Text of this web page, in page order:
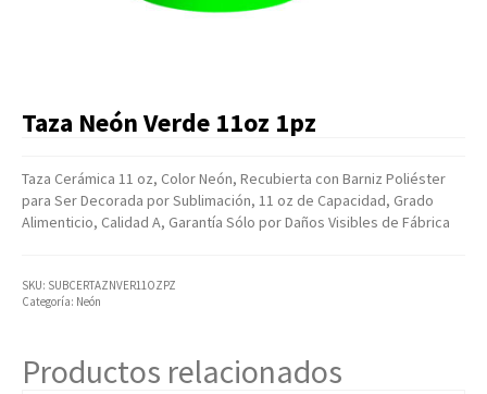
Taza Neón Verde 11oz 1pz
Taza Cerámica 11 oz, Color Neón, Recubierta con Barniz Poliéster
para Ser Decorada por Sublimación, 11 oz de Capacidad, Grado
Alimenticio, Calidad A, Garantía Sólo por Daños Visibles de Fábrica
SKU: SUBCERTAZNVER11OZPZ
Categoría: Neón
Productos relacionados